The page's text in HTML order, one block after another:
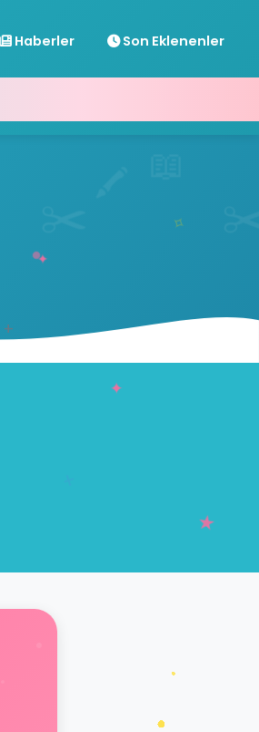
Haberler Son Eklenenler